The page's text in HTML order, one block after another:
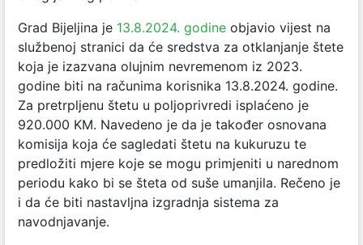
Grad Bijeljina je 13.8.2024. godine objavio vijest na
službenoj stranici da će sredstva za otklanjanje štete
koja je izazvana olujnim nevremenom iz 2023.
godine biti na računima korisnika 13.8.2024. godine.
Za pretrpljenu štetu u poljoprivredi isplaćeno je
920.000 KM. Navedeno je da je također osnovana
komisija koja će sagledati štetu na kukuruzu te
predložiti mjere koje se mogu primjeniti u narednom
periodu kako bi se šteta od suše umanjila. Rečeno je
i da će biti nastavljna izgradnja sistema za
navodnjavanje.